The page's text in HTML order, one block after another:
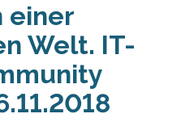
einer
Welt. IT-